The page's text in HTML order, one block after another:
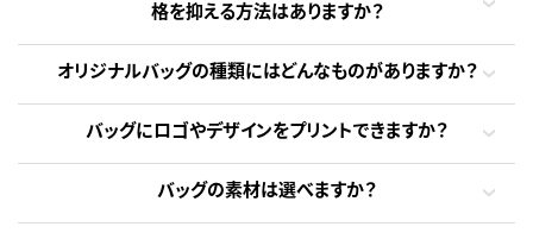
格を抑える方法はありますか？
オリジナルバッグの種類にはどんなものがありますか？
バッグにロゴやデザインをプリントできますか？
バッグの素材は選べますか？